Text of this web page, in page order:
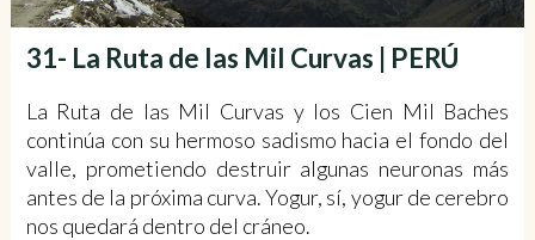
31- La Ruta de las Mil Curvas | PERÚ
La Ruta de las Mil Curvas y los Cien Mil Baches
continúa con su hermoso sadismo hacia el fondo del
valle, prometiendo destruir algunas neuronas más
antes de la próxima curva. Yogur, sí, yogur de cerebro
nos quedará dentro del cráneo.